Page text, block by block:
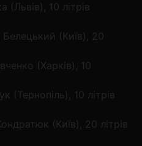
10 літрів
(Київ), 20
(Харків), 10
(Тернопіль), 10 літрів
(Київ), 20 літрів